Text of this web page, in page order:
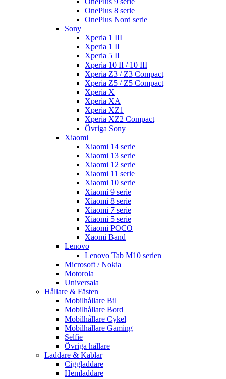
OnePlus 8 serie
OnePlus Nord serie
Sony
Xperia 1 III
Xperia 1 II
Xperia 5 II
Xperia 10 II / 10 III
Xperia Z3 / Z3 Compact
Xperia Z5 / Z5 Compact
Xperia X
Xperia XA
Xperia XZ1
Xperia XZ2 Compact
Övriga Sony
Xiaomi
Xiaomi 14 serie
Xiaomi 13 serie
Xiaomi 12 serie
Xiaomi 11 serie
Xiaomi 10 serie
Xiaomi 9 serie
Xiaomi 8 serie
Xiaomi 7 serie
Xiaomi 5 serie
Xiaomi POCO
Xaomi Band
Lenovo
Lenovo Tab M10 serien
Microsoft / Nokia
Motorola
Universala
Hållare & Fästen
Mobilhållare Bil
Mobilhållare Bord
Mobilhållare Cykel
Mobilhållare Gaming
Selfie
Övriga hållare
Laddare & Kablar
Ciggladdare
Hemladdare